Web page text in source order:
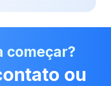
começar?
ou